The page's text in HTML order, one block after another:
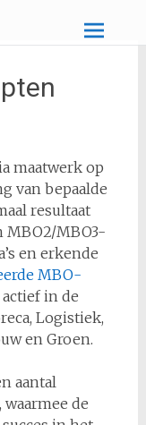
maatwerk op
van bepaalde
resultaat
MBO3-
en erkende
MBO-
in de
Logistiek,
en Groen.
aantal
de